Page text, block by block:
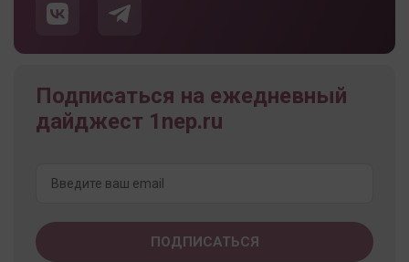
Подписаться на ежедневный
дайджест 1nep.ru